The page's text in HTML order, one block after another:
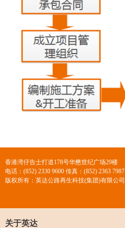
香港湾仔告士打道178号华懋世纪广场29楼
电话：(852) 2330 9600 传真：(852) 2363 7987
版权所有：英达公路再生科技(集团)有限公司
关于英达